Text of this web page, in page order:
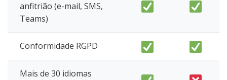
anfitrião (e-mail, SMS,
Teams)
Conformidade RGPD
Mais de 30 idiomas